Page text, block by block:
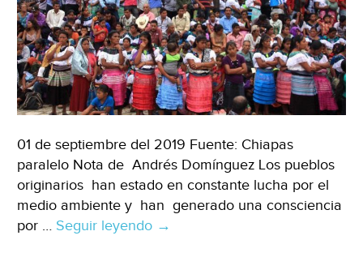
01 de septiembre del 2019 Fuente: Chiapas
paralelo Nota de Andrés Domínguez Los pueblos
originarios han estado en constante lucha por el
medio ambiente y han generado una consciencia
por … Seguir leyendo Chiapas:
→